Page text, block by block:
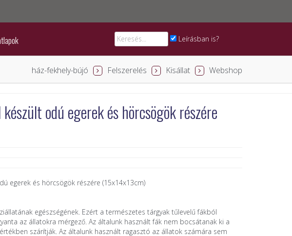
Leírásban is?
Webshop
Kisállat
Felszerelés
ház-fekhely-bújó
odú egerek és hörcsögök részére
egerek és hörcsögök részére (15x14x13cm)
egészségének. Ezért a természetes tárgyak tűlevelű fákból
az állatokra mérgező. Az általunk használt fák nem bocsátanak ki a
szárítják. Az általunk használt ragasztó az állatok számára sem